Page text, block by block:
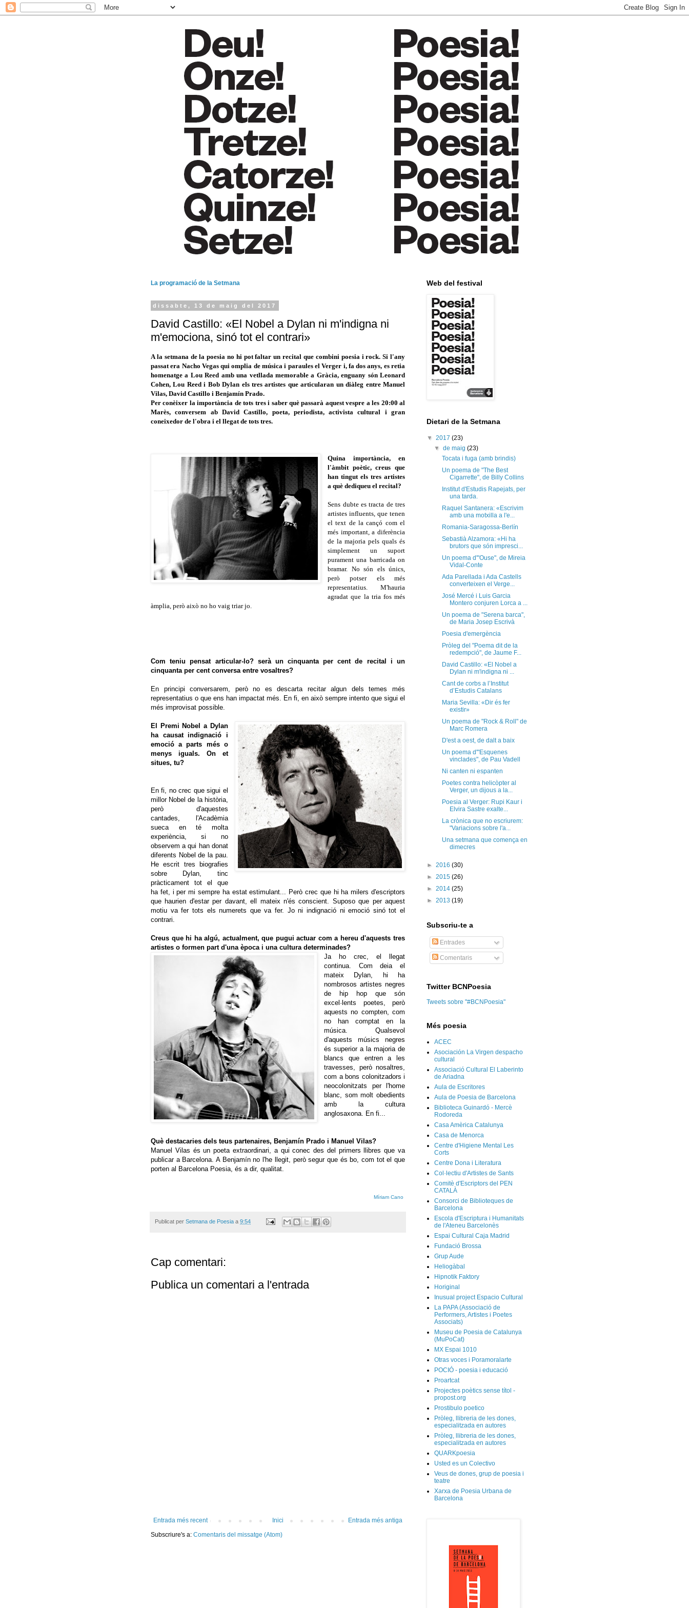
La programació de la Setmana
dissabte, 13 de maig del 2017
David Castillo: «El Nobel a Dylan ni m'indigna ni
m'emociona, sinó tot el contrari»
A la setmana de la poesia no hi pot faltar un recital que combini poesia i rock. Si l'any
passat era Nacho Vegas qui omplia de música i paraules el Verger i, fa dos anys, es retia
homenatge a Lou Reed amb una vetllada memorable a Gràcia, enguany són Leonard
Cohen, Lou Reed i Bob Dylan els tres artistes que articularan un diàleg entre Manuel
Vilas, David Castillo i Benjamín Prado.
Per conèixer la importància de tots tres i saber què passarà aquest vespre a les 20:00 al
Marès, conversem ab David Castillo, poeta, periodista, activista cultural i gran
coneixedor de l'obra i el llegat de tots tres.
Quina importància, en
l'àmbit poètic, creus que
han tingut els tres artistes
a què dediqueu el recital?
Sens dubte es tracta de tres
artistes influents, que tenen
el text de la cançó com el
més important, a diferència
de la majoria pels quals és
simplement un suport
purament una barricada on
bramar. No són els únics,
però potser els més
representatius. M'hauria
agradat que la tria fos més
àmplia, però això no ho vaig triar jo.
Com teniu pensat articular-lo? serà un cinquanta per cent de recital i un
cinquanta per cent conversa entre vosaltres?
En principi conversarem, però no es descarta recitar algun dels temes més
representatius o que ens han impactat més. En fi, en això sempre intento que sigui el
més improvisat possible.
El Premi Nobel a Dylan
ha causat indignació i
emoció a parts més o
menys iguals. On et
situes, tu?
En fi, no crec que sigui el
millor Nobel de la història,
però d'aquestes
cantades, l'Acadèmia
sueca en té molta
experiència, si no
observem a qui han donat
diferents Nobel de la pau.
He escrit tres biografies
sobre Dylan, tinc
pràcticament tot el que
ha fet, i per mi sempre ha estat estimulant... Però crec que hi ha milers d'escriptors
que haurien d'estar per davant, ell mateix n'és conscient. Suposo que per aquest
motiu va fer tots els numerets que va fer. Jo ni indignació ni emoció sinó tot el
contrari.
Creus que hi ha algú, actualment, que pugui actuar com a hereu d'aquests tres
artistes o formen part d'una època i una cultura determinades?
Ja ho crec, el llegat
continua. Com deia el
mateix Dylan, hi ha
nombrosos artistes negres
de hip hop que són
excel·lents poetes, però
aquests no compten, com
no han comptat en la
música. Qualsevol
d'aquests músics negres
és superior a la majoria de
blancs que entren a les
travesses, però nosaltres,
com a bons colonitzadors i
neocolonitzats per l'home
blanc, som molt obedients
amb la cultura
anglosaxona. En fi...
Què destacaries dels teus partenaires, Benjamín Prado i Manuel Vilas?
Manuel Vilas és un poeta extraordinari, a qui conec des del primers llibres que va
publicar a Barcelona. A Benjamín no l'he llegit, però segur que és bo, com tot el que
porten al Barcelona Poesia, és a dir, qualitat.
Míriam Cano
Publicat per Setmana de Poesia a 9:54
Cap comentari:
Publica un comentari a l'entrada
Entrada més recent Entrada més antiga
Inici
Subscriure's a: Comentaris del missatge (Atom)
Web del festival
Dietari de la Setmana
▼ 2017 (23)
▼de maig(23)
Tocata i fuga (amb brindis)
Un poema de "The Best
Cigarrette", de Billy Collins
Institut d'Estudis Rapejats, per
una tarda.
Raquel Santanera: «Escrivim
amb una motxilla a l'e...
Romania-Saragossa-Berlín
Sebastià Alzamora: «Hi ha
brutors que són impresci...
Un poema d'"Ouse", de Mireia
Vidal-Conte
Ada Parellada i Ada Castells
converteixen el Verge...
José Mercé i Luis Garcia
Montero conjuren Lorca a ...
Un poema de "Serena barca",
de Maria Josep Escrivà
Poesia d'emergència
Pròleg del "Poema dit de la
redempció", de Jaume F...
David Castillo: «El Nobel a
Dylan ni m'indigna ni ...
Cant de corbs a l’Institut
d’Estudis Catalans
Maria Sevilla: «Dir és fer
existir»
Un poema de "Rock & Roll" de
Marc Romera
D'est a oest, de dalt a baix
Un poema d'"Esquenes
vinclades", de Pau Vadell
Ni canten ni espanten
Poetes contra helicòpter al
Verger, un dijous a la...
Poesia al Verger: Rupi Kaur i
Elvira Sastre exalte...
La crònica que no escriurem:
"Variacions sobre l'a...
Una setmana que comença en
dimecres
► 2016 (30)
► 2015 (26)
► 2014 (25)
► 2013 (19)
Subscriu-te a
Entrades
Comentaris
Twitter BCNPoesia
Tweets sobre "#BCNPoesia"
Més poesia
ACEC
Asociación La Virgen despacho
cultural
Associació Cultural El Laberinto
de Ariadna
Aula de Escritores
Aula de Poesia de Barcelona
Biblioteca Guinardó - Mercè
Rodoreda
Casa Amèrica Catalunya
Casa de Menorca
Centre d'Higiene Mental Les
Corts
Centre Dona i Literatura
Col·lectiu d'Artistes de Sants
Comitè d'Escriptors del PEN
CATALÀ
Consorci de Biblioteques de
Barcelona
Escola d'Escriptura i Humanitats
de l'Ateneu Barcelonès
Espai Cultural Caja Madrid
Fundació Brossa
Grup Aude
Heliogàbal
Hipnotik Faktory
Horiginal
Inusual project Espacio Cultural
La PAPA (Associació de
Performers, Artistes i Poetes
Associats)
Museu de Poesia de Catalunya
(MuPoCat)
MX Espai 1010
Otras voces i Poramoralarte
POCIÓ - poesia i educació
Proartcat
Projectes poètics sense títol -
propost.org
Prostibulo poetico
Pròleg, llibreria de les dones,
especialitzada en autores
Pròleg, llibreria de les dones,
especialitzada en autores
QUARKpoesia
Usted es un Colectivo
Veus de dones, grup de poesia i
teatre
Xarxa de Poesia Urbana de
Barcelona